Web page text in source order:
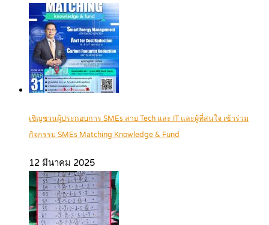
เชิญชวนผู้ประกอบการ SMEs สาย Tech และ IT และผู้ที่สนใจ เข้าร่วม
กิจกรรม SMEs Matching Knowledge & Fund
12 มีนาคม 2025